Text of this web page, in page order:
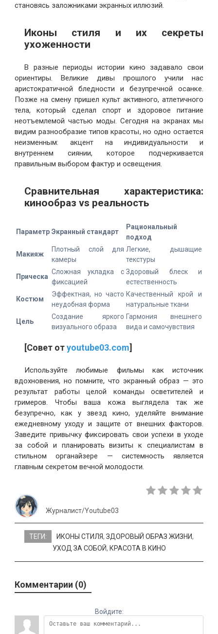
становясь заложниками экранных иллюзий.
Иконы стиля и их секреты
ухоженности
В разные периоды истории кино задавало свои
ориентиры. Великие дивы прошлого учили нас
аристократичной бледности и безупречной осанке.
Позже на смену пришел культ активного, атлетичного
тела, который сделал спорт и здоровое питание
неотъемлемой частью моды. Сегодня на экранах мы
видим разнообразие типов красоты, но одно остается
неизменным: акцент на индивидуальности и
внутреннем сиянии, которое подчеркивается
правильным выбором фактур и освещения.
Сравнительная характеристика:
кинообраз vs реальность
Параметр Экранный стандарт
Рациональный
подход
Макияж
Плотный слой для
камеры
Легкие, дышащие
текстуры
Прическа
Сложная укладка с
фиксацией
Здоровый блеск и
естественность
Костюм
Эффектная, но часто
неудобная форма
Качественный крой и
натуральные ткани
Цель
Создание яркого
визуального образа
Гармония внешнего
вида и самочувствия
[Совет отyoutube03.com]
Используйте любимые фильмы как источник
вдохновения, но помните, что экранный образ — это
результат работы целой команды осветителей и
гримеров. Чтобы ваша кожа выглядела так же
безупречно, как у звезд кино, уделяйте внимание
ежедневному уходу и защите от внешних факторов.
Заведите привычку фиксировать свои успехи в уходе
за собой и планировать визиты к специалистам в
стильном органайзере — системность является
главным секретом вечной молодости.
Журналист/Youtube03
ТЕГИ: ИКОНЫ СТИЛЯ, ЗДОРОВЫЙ ОБРАЗ ЖИЗНИ,
УХОД ЗА СОБОЙ, КРАСОТА В КИНО
Комментарии (0)
Войдите: